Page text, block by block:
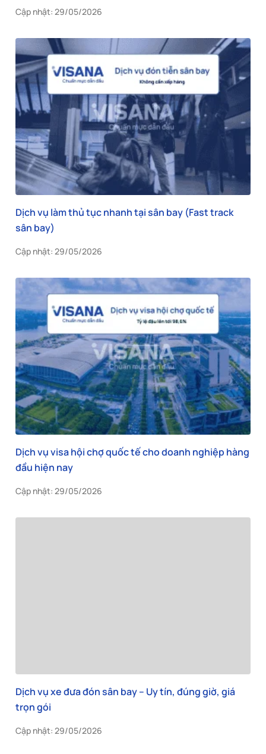
Cập nhật: 29/05/2026
Dịch vụ làm thủ tục nhanh tại sân bay (Fast track
sân bay)
Cập nhật: 29/05/2026
Dịch vụ visa hội chợ quốc tế cho doanh nghiệp hàng
đầu hiện nay
Cập nhật: 29/05/2026
Dịch vụ xe đưa đón sân bay – Uy tín, đúng giờ, giá
trọn gói
Cập nhật: 29/05/2026